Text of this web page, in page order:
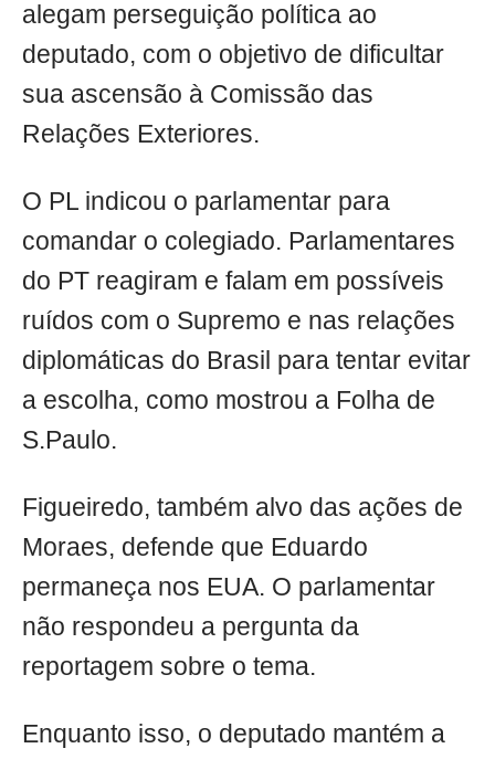
alegam perseguição política ao
deputado, com o objetivo de dificultar
sua ascensão à Comissão das
Relações Exteriores.
O PL indicou o parlamentar para
comandar o colegiado. Parlamentares
do PT reagiram e falam em possíveis
ruídos com o Supremo e nas relações
diplomáticas do Brasil para tentar evitar
a escolha, como mostrou a Folha de
S.Paulo.
Figueiredo, também alvo das ações de
Moraes, defende que Eduardo
permaneça nos EUA. O parlamentar
não respondeu a pergunta da
reportagem sobre o tema.
Enquanto isso, o deputado mantém a